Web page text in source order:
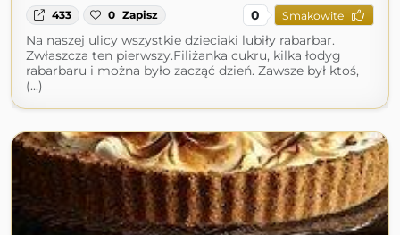
433 0 Zapisz 0 Smakowite
Na naszej ulicy wszystkie dzieciaki lubiły rabarbar.
Zwłaszcza ten pierwszy.Filiżanka cukru, kilka łodyg
rabarbaru i można było zacząć dzień. Zawsze był ktoś,
(...)